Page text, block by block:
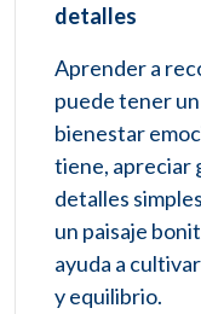
detalles
Aprender a
puede tener
bienestar
tiene, apreciar
detalles
un paisaje
ayuda a
y equilibrio.